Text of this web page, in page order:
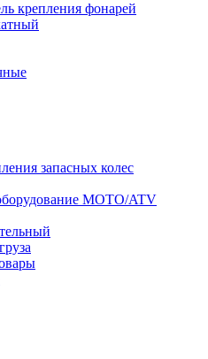
крепления фонарей
запасных колес
MOTO/ATV